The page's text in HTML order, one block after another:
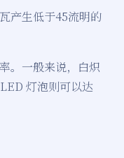
产生低于45流明的
。一般来说，白炽
灯泡则可以达